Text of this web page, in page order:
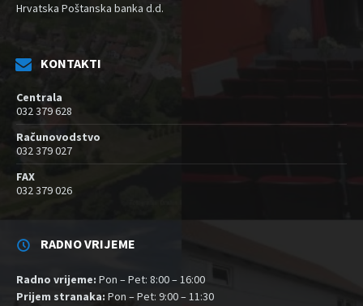
Hrvatska Poštanska banka d.d.
KONTAKTI
Centrala
032 379 628
Računovodstvo
032 379 027
FAX
032 379 026
RADNO VRIJEME
Radno vrijeme: Pon – Pet: 8:00 – 16:00
Prijem stranaka: Pon – Pet: 9:00 – 11:30